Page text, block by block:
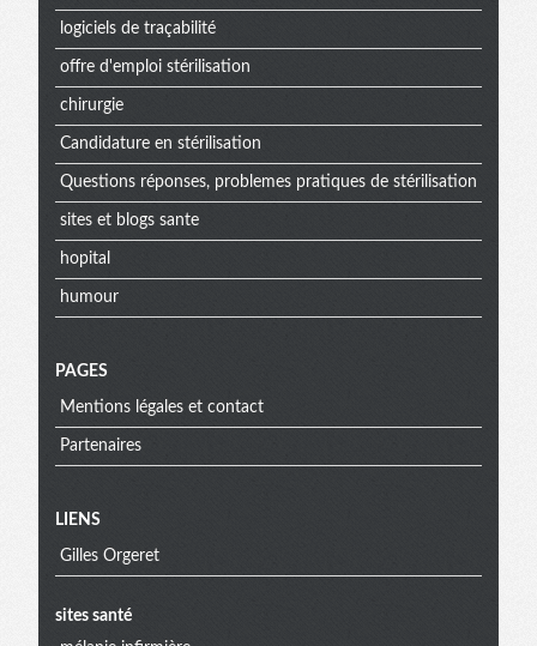
logiciels de traçabilité
offre d'emploi stérilisation
chirurgie
Candidature en stérilisation
Questions réponses, problemes pratiques de stérilisation
sites et blogs sante
hopital
humour
PAGES
Mentions légales et contact
Partenaires
Menu
extra
LIENS
Gilles Orgeret
sites santé